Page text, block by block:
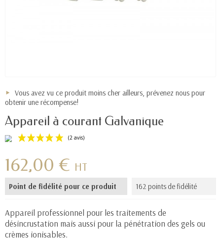
Vous avez vu ce produit moins cher ailleurs, prévenez nous pour
obtenir une récompense!
Appareil à courant Galvanique
162,00 € HT
Point de fidélité pour ce produit 162 points de fidélité
Appareil professionnel pour les traitements de
désincrustation mais aussi pour la pénétration des gels ou
crèmes ionisables.